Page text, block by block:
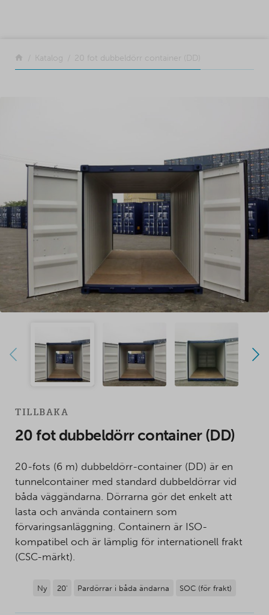
Tillbaka
Katalog 20 fot dubbeldörr container (DD)
TILLBAKA
20 fot dubbeldörr container (DD)
20-fots (6 m) dubbeldörr-container (DD) är en
tunnelcontainer med standard dubbeldörrar vid
båda väggändarna. Dörrarna gör det enkelt att
lasta och använda containern som
förvaringsanläggning. Containern är ISO-
kompatibel och är lämplig för internationell frakt
(CSC-märkt).
Ny 20' Pardörrar i båda ändarna SOC (för frakt)